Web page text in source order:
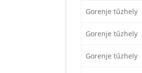
Gorenje tűzhely
Gorenje tűzhely
Gorenje tűzhely